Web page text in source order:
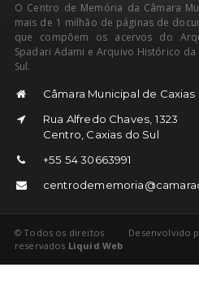
O Centro de Memória da Câmara
mais de 1 milhão de páginas de
que compõem os acervos do
Spadari Adami e Arquivo Histórico
Sul.
Câmara Municipal de Caxias
Rua Alfredo Chaves, 1323
Centro, Caxias do Sul
+55 54 30663991
Desenvolvido
© Todos os direitos
reservados Liquid Web